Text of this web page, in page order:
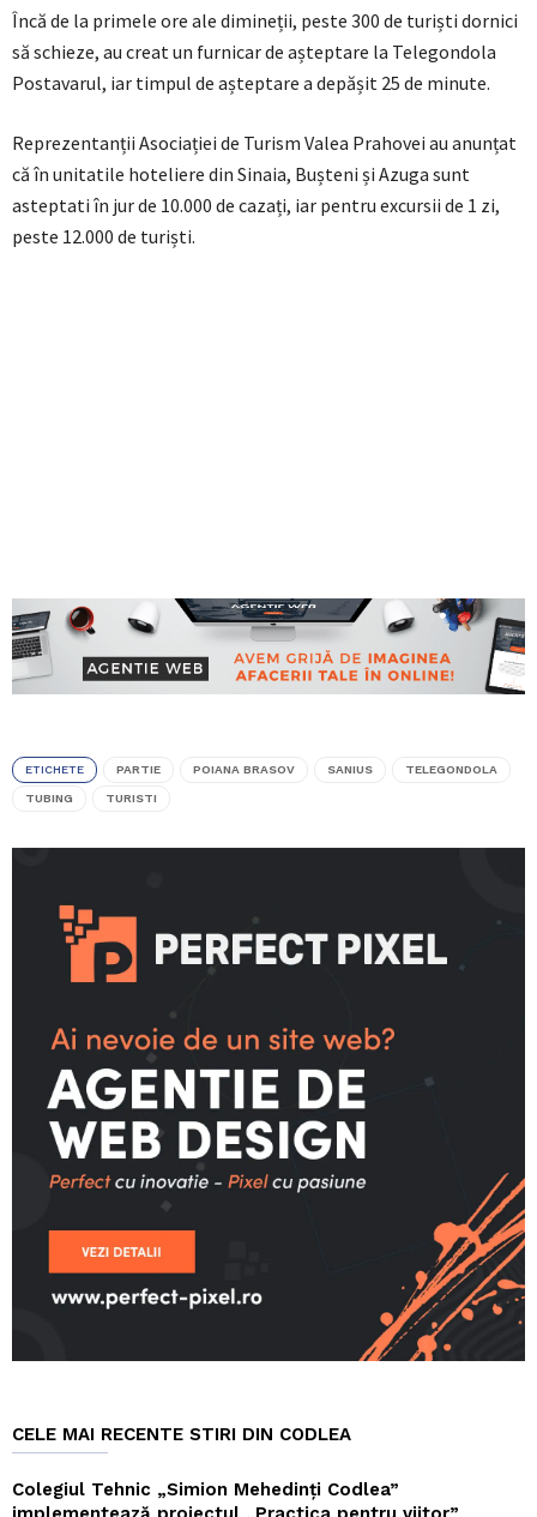
Încă de la primele ore ale dimineții, peste 300 de turiști dornici
să schieze, au creat un furnicar de așteptare la Telegondola
Postavarul, iar timpul de așteptare a depășit 25 de minute.
Reprezentanții Asociației de Turism Valea Prahovei au anunțat
că în unitatile hoteliere din Sinaia, Bușteni și Azuga sunt
asteptati în jur de 10.000 de cazați, iar pentru excursii de 1 zi,
peste 12.000 de turiști.
ETICHETE PARTIE POIANA BRASOV SANIUS TELEGONDOLA
TUBING TURISTI
CELE MAI RECENTE STIRI DIN CODLEA
Colegiul Tehnic „Simion Mehedinți Codlea”